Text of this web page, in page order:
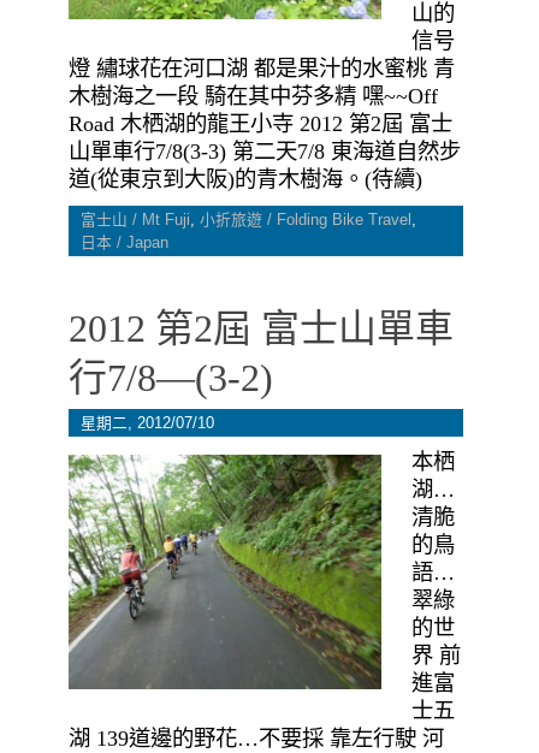
山的
信号
燈 繡球花在河口湖 都是果汁的水蜜桃 青
木樹海之一段 騎在其中芬多精 嘿~~Off
Road 木栖湖的龍王小寺 2012 第2屆 富士
山單車行7/8(3-3) 第二天7/8 東海道自然步
道(從東京到大阪)的青木樹海。(待續)
富士山 / Mt Fuji, 小折旅遊 / Folding Bike Travel ,
日本 / Japan
2012 第2屆 富士山單車
行7/8—(3-2)
星期二, 2012/07/10
本栖
湖…
清脆
的鳥
語…
翠綠
的世
界 前
進富
士五
湖 139道邊的野花…不要採 靠左行駛 河